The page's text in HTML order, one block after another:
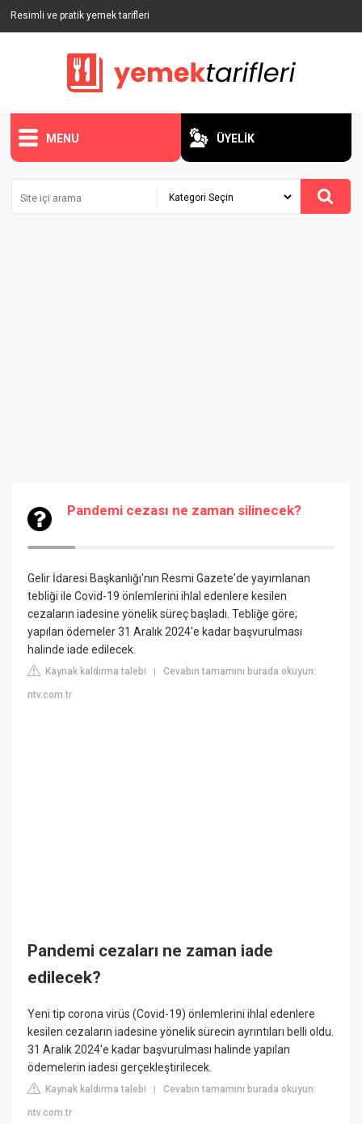
Resimli ve pratik yemek tarifleri
MENU ÜYELİK
Pandemi cezası ne zaman silinecek?
Gelir İdaresi Başkanlığı'nın Resmi Gazete'de yayımlanan
tebliği ile Covid-19 önlemlerini ihlal edenlere kesilen
cezaların iadesine yönelik süreç başladı. Tebliğe göre;
yapılan ödemeler 31 Aralık 2024'e kadar başvurulması
halinde iade edilecek.
Kaynak kaldırma talebi |Cevabın tamamını burada okuyun:
ntv.com.tr
Pandemi cezaları ne zaman iade
edilecek?
Yeni tip corona virüs (Covid-19) önlemlerini ihlal edenlere
kesilen cezaların iadesine yönelik sürecin ayrıntıları belli oldu.
31 Aralık 2024'e kadar başvurulması halinde yapılan
ödemelerin iadesi gerçekleştirilecek.
Kaynak kaldırma talebi |Cevabın tamamını burada okuyun:
ntv.com.tr